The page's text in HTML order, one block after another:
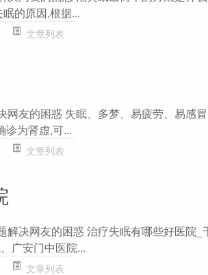
的原因,根据...
文章列表
网友的困惑 失眠、多梦、易疲劳、易感
诊为肾虚,可...
文章列表
解决网友的困惑 治疗失眠有哪些好医院
广安门中医院...
文章列表